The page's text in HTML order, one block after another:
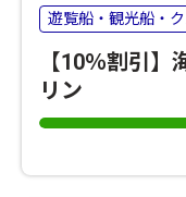
遊覧船・観光船・
【10％割引
リン